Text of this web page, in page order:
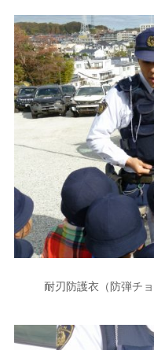
耐刃防護衣（防弾チ